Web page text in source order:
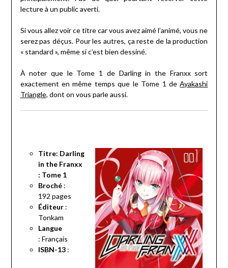
lecture à un public averti.
Si vous allez voir ce titre car vous avez aimé l’animé, vous ne
serez pas déçus. Pour les autres, ça reste de la production
« standard », même si c’est bien dessiné.
À noter que le Tome 1 de Darling in the Franxx sort
exactement en même temps que le Tome 1 deAyakashi
Triangle, dont on vous parle aussi.
Titre: Darling
in the Franxx
: Tome 1
Broché:
192 pages
Éditeur:
Tonkam
Langue
: Français
ISBN-13: